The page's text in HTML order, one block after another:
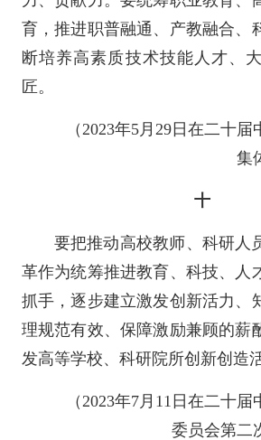
育，推进职普融通、产教融合、
断培养高素质技术技能人才、
匠。
（2023年5月29日在二十
集
十
要把推动高校教师、科研人
革作为统筹推进教育、科技、人
抓手，逐步建立激发创新活力、
理规范有效、保障激励兼顾的薪
发高等学校、科研院所创新创造活
（2023年7月11日在二十
委员会第二